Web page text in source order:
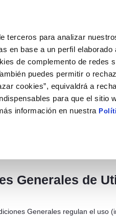
terceros para analizar
en base a un perfil
de complemento de redes
puedes permitir o
cookies”, equivaldrá a
para que el sitio
información en nuestra
Y
plenamente y sin reservas
Generales de
Generales regulan el uso